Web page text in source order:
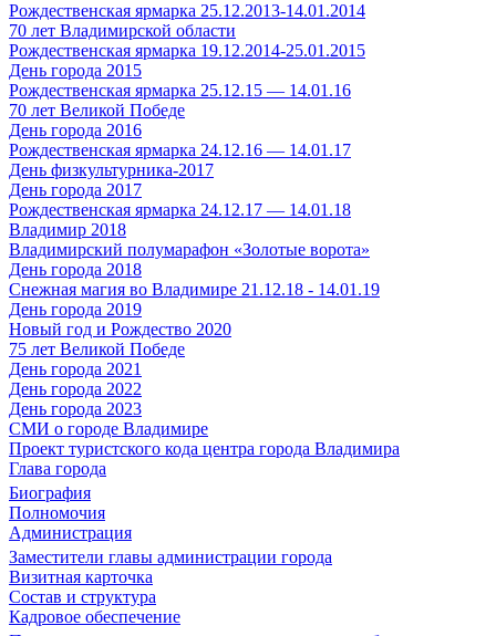
Рождественская ярмарка 25.12.2013-14.01.2014
70 лет Владимирской области
Рождественская ярмарка 19.12.2014-25.01.2015
День города 2015
Рождественская ярмарка 25.12.15 — 14.01.16
70 лет Великой Победе
День города 2016
Рождественская ярмарка 24.12.16 — 14.01.17
День физкультурника-2017
День города 2017
Рождественская ярмарка 24.12.17 — 14.01.18
Владимир 2018
Владимирский полумарафон «Золотые ворота»
День города 2018
Снежная магия во Владимире 21.12.18 - 14.01.19
День города 2019
Новый год и Рождество 2020
75 лет Великой Победе
День города 2021
День города 2022
День города 2023
СМИ о городе Владимире
Проект туристского кода центра города Владимира
Глава города
Биография
Полномочия
Администрация
Заместители главы администрации города
Визитная карточка
Состав и структура
Кадровое обеспечение